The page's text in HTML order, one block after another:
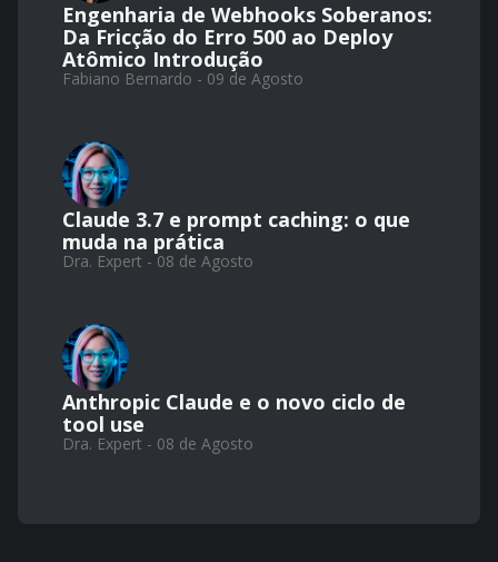
Engenharia de Webhooks Soberanos:
Da Fricção do Erro 500 ao Deploy
Atômico Introdução
Fabiano Bernardo - 09 de Agosto
Claude 3.7 e prompt caching: o que
muda na prática
Dra. Expert - 08 de Agosto
Anthropic Claude e o novo ciclo de
tool use
Dra. Expert - 08 de Agosto